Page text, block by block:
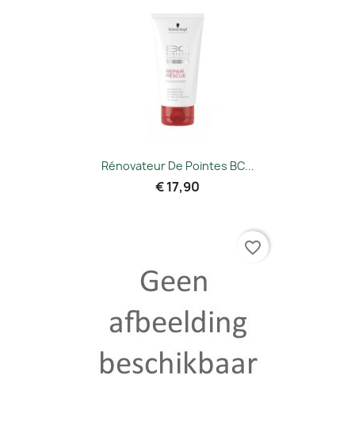
Rénovateur De Pointes BC...
€ 17,90
favorite_border